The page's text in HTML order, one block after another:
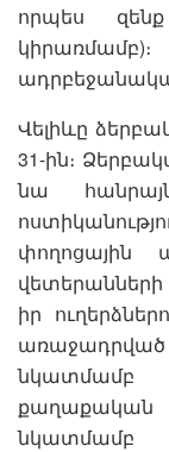
որպես
Վելիևը
31-ին։
նա
փողոցային
իր
նկատմամբ
քաղաքական